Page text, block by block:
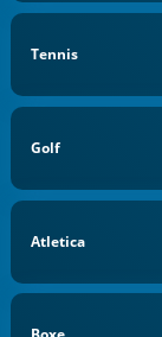
Tennis
Golf
Atletica